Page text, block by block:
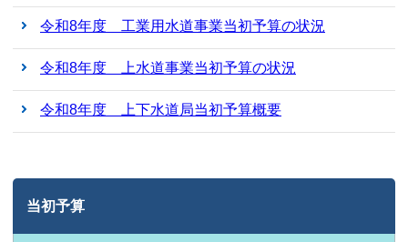
令和8年度 工業用水道事業当初予算の状況
令和8年度 上水道事業当初予算の状況
令和8年度 上下水道局当初予算概要
当初予算